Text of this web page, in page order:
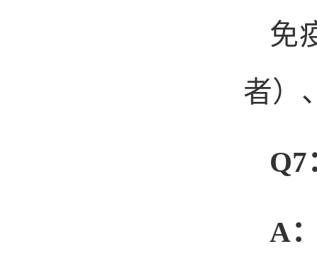
免
者）
Q7
A